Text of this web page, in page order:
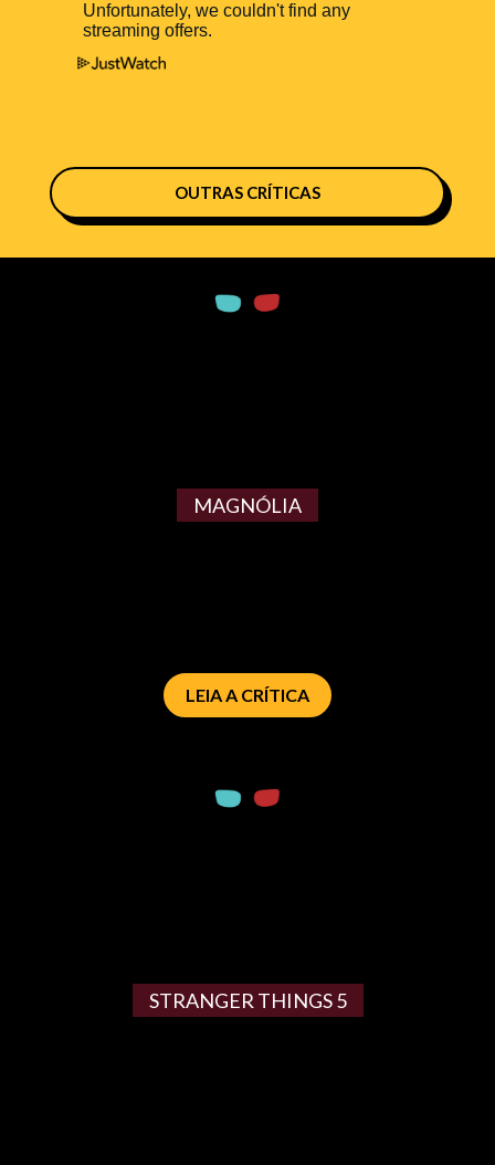
OUTRAS CRÍTICAS
MAGNÓLIA
LEIA A CRÍTICA
STRANGER THINGS 5